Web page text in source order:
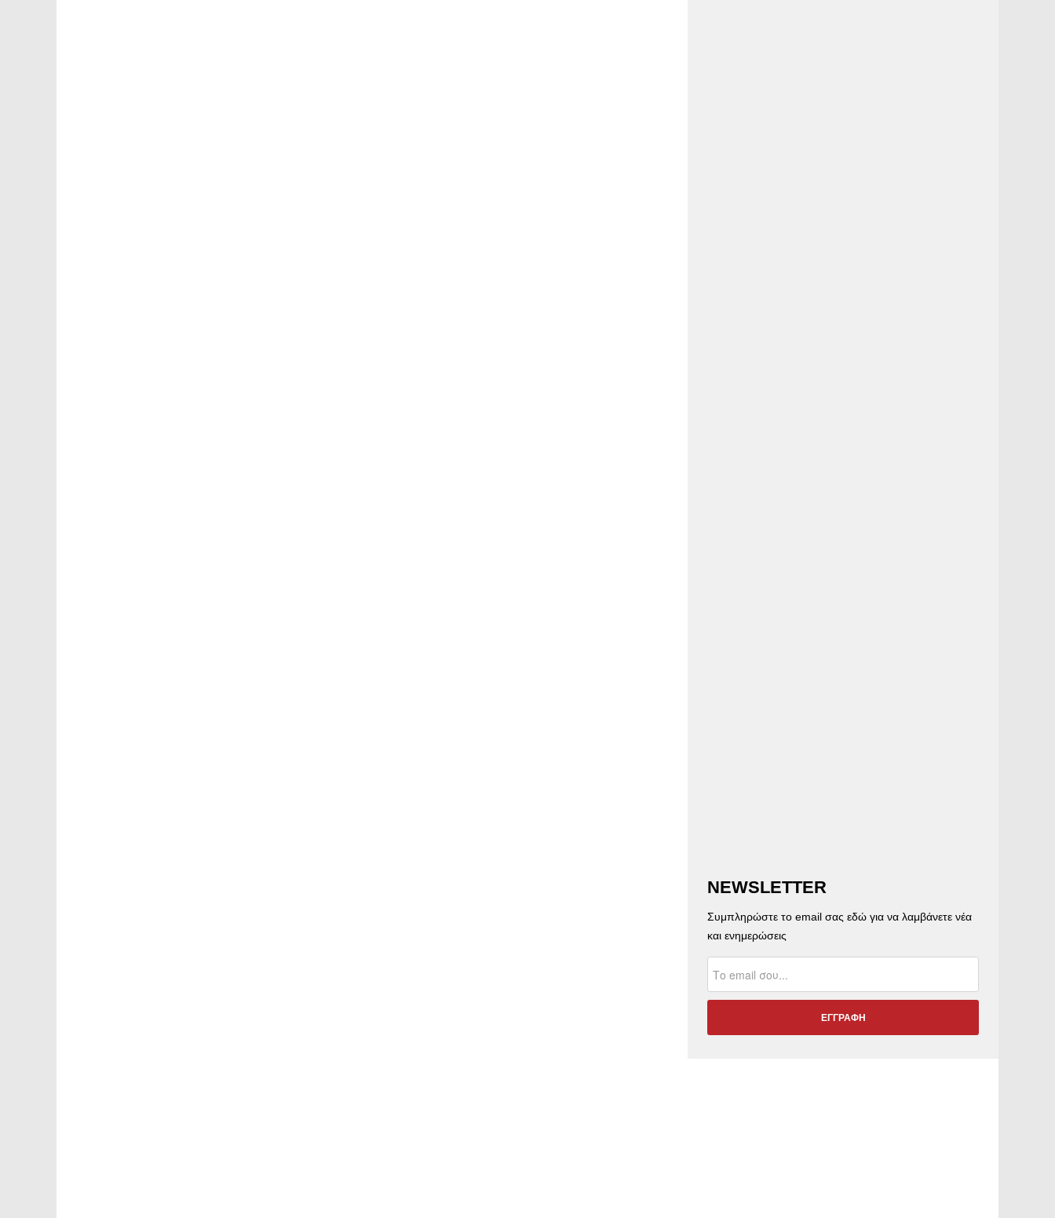
NEWSLETTER
Συμπληρώστε το email σας εδώ για να λαμβάνετε νέα
και ενημερώσεις